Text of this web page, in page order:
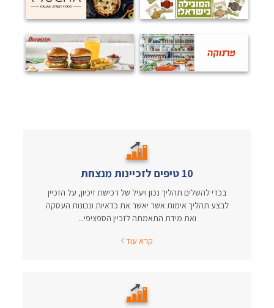
10 טיפים לזכיינות מנצחת
בכדי להשלים תהליך נכון ויעיל של רכישת זיכיון, על הזכיין
לבצע תהליך אימות אשר יאשר את כדאיות ונכונות העסקה
ואת מידת התאמתה לזכיין הספציפי...
קרא עוד